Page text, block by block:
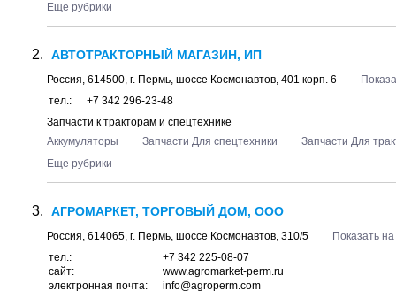
Еще рубрики
АВТОТРАКТОРНЫЙ МАГАЗИН, ИП
Россия, 614500, г. Пермь, шоссе Космонавтов, 401 корп. 6
тел.:
+7 342 296-23-48
Запчасти к тракторам и спецтехнике
Аккумуляторы
Запчасти Для спецтехники
Запчасти Для
Еще рубрики
АГРОМАРКЕТ, ТОРГОВЫЙ ДОМ, ООО
Россия, 614065, г. Пермь, шоссе Космонавтов, 310/5
Показать
тел.:
+7 342 225-08-07
сайт:
www.agromarket-perm.ru
электронная почта:
info@agroperm.com